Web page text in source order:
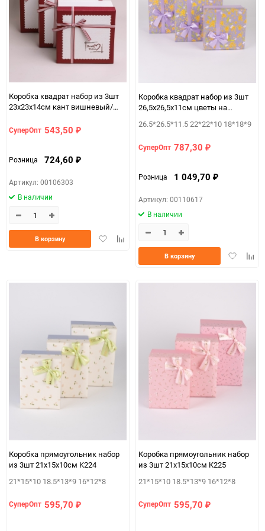
Коробка квадрат набор из 3шт
23х23х14см кант вишневый/
СуперОпт 543,50 ₽
Розница 724,60 ₽
Артикул: 00106303
В наличии
ДобавитьДобавить
В корзину
Коробка квадрат набор из 3шт
26,5х26,5х11см цветы на
26.5*26.5*11.5 22*22*10 18*18*9
СуперОпт 787,30 ₽
Розница 1 049,70 ₽
Артикул: 00110617
В наличии
Добавить
В корзину
Коробка прямоугольник набор
из 3шт 21х15х10см K224
21*15*10 18.5*13*9 16*12*8
СуперОпт 595,70 ₽
Коробка прямоугольник набор
из 3шт 21х15х10см K225
21*15*10 18.5*13*9 16*12*8
СуперОпт 595,70 ₽